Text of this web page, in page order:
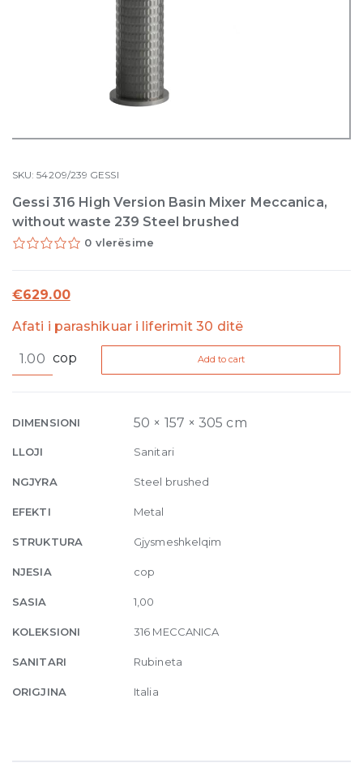
SKU:54209/239 GESSI
Gessi 316 High Version Basin Mixer Meccanica,
without waste 239 Steel brushed
0 vlerësime
€629.00
Afati i parashikuar i liferimit 30 ditë
316
Basin
Meccanica,
without
239
Steel
quantity
cop Add to cart
DIMENSIONI 50 × 157 × 305 cm
LLOJI Sanitari
NGJYRA Steel brushed
EFEKTI Metal
STRUKTURA Gjysmeshkelqim
NJESIA cop
SASIA 1,00
KOLEKSIONI 316 MECCANICA
SANITARI Rubineta
ORIGJINA Italia